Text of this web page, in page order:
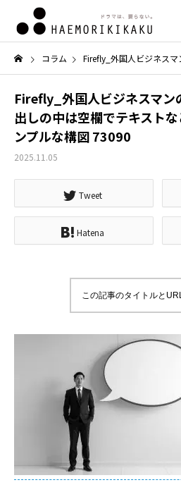
コラム Firefly_外国人ビジネスマンの隣に吹き出し_吹き出しの
Firefly_外国人ビジネスマン
出しの中は空欄でテキスト
ンプルな構図 73090
2025.11.05
Tweet
Hatena
この記事のタイトルと